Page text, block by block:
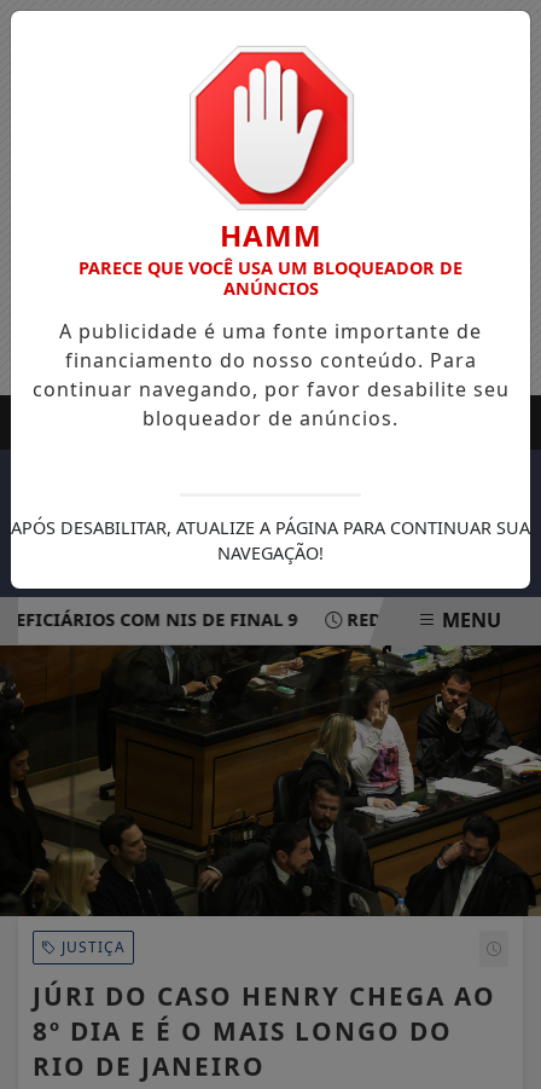
COM NIS DE FINAL 9 REDE ELÉTRICA MAIS
EM ALTA
MENU
JUSTIÇA
JÚRI DO CASO HENRY CHEGA AO
8º DIA E É O MAIS LONGO DO
RIO DE JANEIRO
HAMM
PARECE QUE VOCÊ USA UM BLOQUEADOR DE
ANÚNCIOS
A publicidade é uma fonte importante de
financiamento do nosso conteúdo. Para
continuar navegando, por favor desabilite seu
bloqueador de anúncios.
APÓS DESABILITAR, ATUALIZE A PÁGINA PARA CONTINUAR SUA
NAVEGAÇÃO!